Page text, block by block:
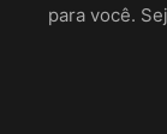
para você.